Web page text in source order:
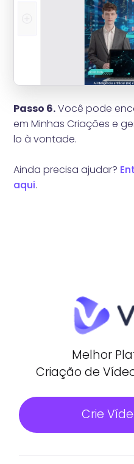
Passo 6.Você pode
em Minhas Criações e
lo à vontade.
Ainda precisa ajudar?
aqui.
Melhor
Criação de
Crie